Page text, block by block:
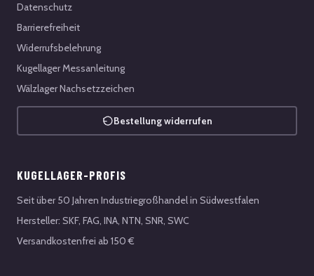
Datenschutz
Barrierefreiheit
Widerrufsbelehrung
Kugellager Messanleitung
Wälzlager Nachsetzzeichen
Bestellung widerrufen
KUGELLAGER-PROFIS
Seit über 50 Jahren Industriegroßhandel in Südwestfalen
Hersteller: SKF, FAG, INA, NTN, SNR, SWC
Versandkostenfrei ab 150 €